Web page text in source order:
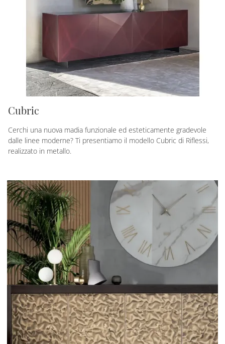
Cubric
Cerchi una nuova madia funzionale ed esteticamente gradevole
dalle linee moderne? Ti presentiamo il modello Cubric di Riflessi,
realizzato in metallo.